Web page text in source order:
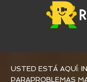
USTED ESTÁ AQUÍ:
PARAPROBLEMAS